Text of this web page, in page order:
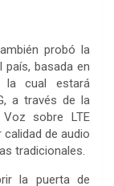
probó la
país, basada en
la cual estará
a través de la
sobre LTE
de audio
tradicionales.
la puerta de